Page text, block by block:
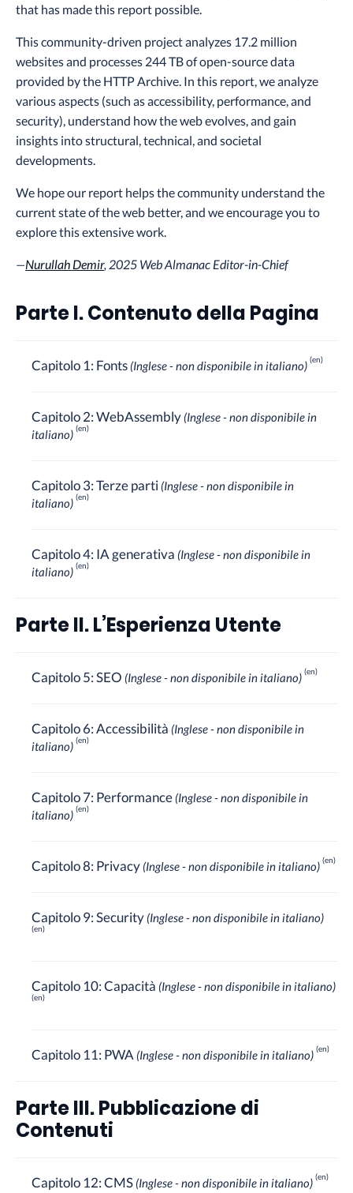
that has made this report possible.
This community-driven project analyzes 17.2 million
websites and processes 244 TB of open-source data
provided by the HTTP Archive. In this report, we analyze
various aspects (such as accessibility, performance, and
security), understand how the web evolves, and gain
insights into structural, technical, and societal
developments.
We hope our report helps the community understand the
current state of the web better, and we encourage you to
explore this extensive work.
—Nurullah Demir, 2025 Web Almanac Editor-in-Chief
Parte I. Contenuto della Pagina
Capitolo 1: Fonts (Inglese - non disponibile in italiano)
Capitolo 2: WebAssembly (Inglese - non disponibile in
italiano)
Capitolo 3: Terze parti (Inglese - non disponibile in
italiano)
Capitolo 4: IA generativa (Inglese - non disponibile in
italiano)
Parte II. L’Esperienza Utente
Capitolo 5: SEO (Inglese - non disponibile in italiano)
Capitolo 6: Accessibilità (Inglese - non disponibile in
italiano)
Capitolo 7: Performance (Inglese - non disponibile in
italiano)
Capitolo 8: Privacy (Inglese - non disponibile in italiano)
Capitolo 9: Security (Inglese - non disponibile in italiano)
Capitolo 10: Capacità (Inglese - non disponibile in italiano)
Capitolo 11: PWA (Inglese - non disponibile in italiano)
Parte III. Pubblicazione di
Contenuti
Capitolo 12: CMS (Inglese - non disponibile in italiano)